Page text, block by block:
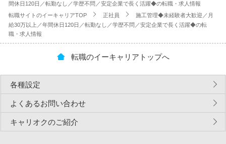
間休日120日／転勤なし／学歴不問／安定企業で長く活躍◆の転職・求人情報
転職サイトのイーキャリアTOP
正社員
施工管理◆未経験者大歓迎／月
給30万以上／年間休日120日／転勤なし／学歴不問／安定企業で長く活躍◆の転
職・求人情報
転職のイーキャリアトップへ
各種設定
よくあるお問い合わせ
キャリオクのご紹介